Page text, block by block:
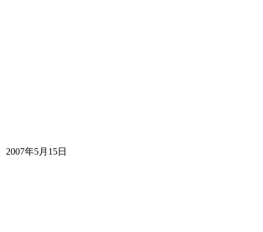
2007年5月15日